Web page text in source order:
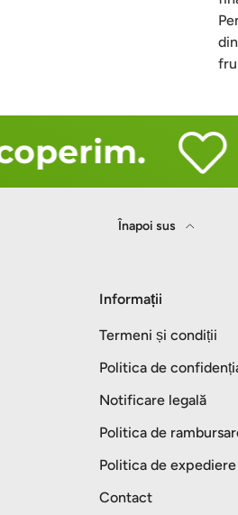
Înapoi sus
Informații
Termeni și condiții
Politica de
Notificare legală
Politica de
Politica de
Contact